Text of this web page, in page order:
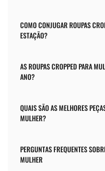
COMO CONJUGAR ROUPAS
ESTAÇÃO?
AS ROUPAS CROPPED PARA
ANO?
QUAIS SÃO AS MELHORES
MULHER?
PERGUNTAS FREQUENTES
MULHER